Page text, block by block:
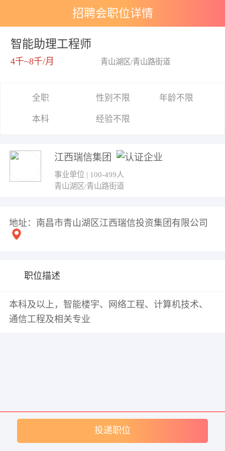
招聘会职位详情
智能助理工程师
4千~8千/月 青山湖区/青山路街道
全职 性别不限 年龄不限
本科 经验不限
江西瑞信集团
事业单位 | 100-499人
青山湖区/青山路街道
地址：南昌市青山湖区江西瑞信投资集团有限公司
职位描述
本科及以上，智能楼宇、网络工程、计算机技术、
通信工程及相关专业
投递职位